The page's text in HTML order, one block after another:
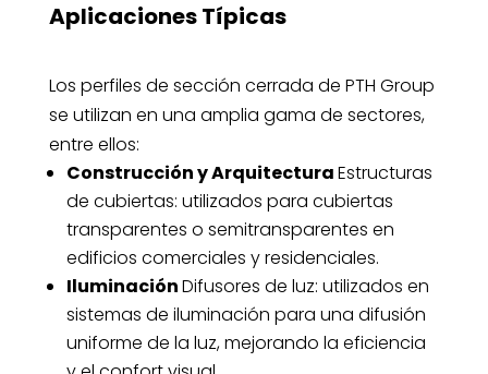
Aplicaciones Típicas
Los perfiles de sección cerrada de PTH Group
se utilizan en una amplia gama de sectores,
entre ellos:
Construcción y ArquitecturaEstructuras
de cubiertas: utilizados para cubiertas
transparentes o semitransparentes en
edificios comerciales y residenciales.
IluminaciónDifusores de luz: utilizados en
sistemas de iluminación para una difusión
uniforme de la luz, mejorando la eficiencia